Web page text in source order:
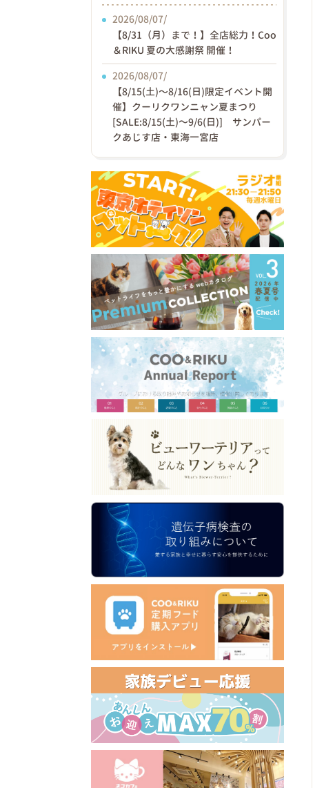
2026/08/07/
【8/31（月）まで！】全店総力！Coo
＆RIKU 夏の大感謝祭 開催！
2026/08/07/
【8/15(土)〜8/16(日)限定イベント開
催】クーリクワンニャン夏まつり
[SALE:8/15(土)～9/6(日)] サンパー
クあじす店・東海一宮店